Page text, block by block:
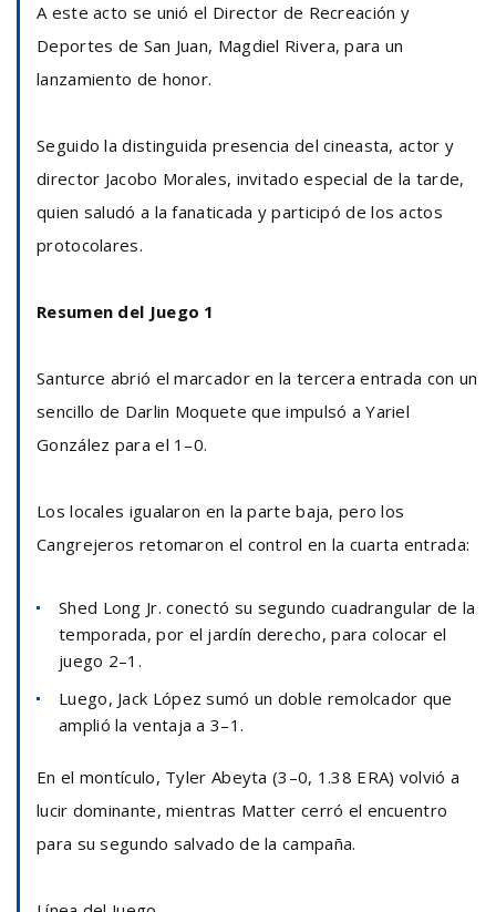
A este acto se unió el Director de Recreación y
Deportes de San Juan, Magdiel Rivera, para un
lanzamiento de honor.
Seguido la distinguida presencia del cineasta, actor y
director Jacobo Morales, invitado especial de la tarde,
quien saludó a la fanaticada y participó de los actos
protocolares.
Resumen del Juego 1
Santurce abrió el marcador en la tercera entrada con un
sencillo de Darlin Moquete que impulsó a Yariel
González para el 1–0.
Los locales igualaron en la parte baja, pero los
Cangrejeros retomaron el control en la cuarta entrada:
Shed Long Jr. conectó su segundo cuadrangular de la
temporada, por el jardín derecho, para colocar el
juego 2–1.
Luego, Jack López sumó un doble remolcador que
amplió la ventaja a 3–1.
En el montículo, Tyler Abeyta (3–0, 1.38 ERA) volvió a
lucir dominante, mientras Matter cerró el encuentro
para su segundo salvado de la campaña.